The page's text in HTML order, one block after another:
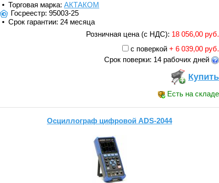
• Торговая марка: АКТАКОМ
Госреестр: 95003-25
• Срок гарантии: 24 месяца
Розничная цена (с НДС): 18 056,00 руб.
с поверкой + 6 039,00 руб.
Срок поверки: 14 рабочих дней
Купить
Есть на складе
Осциллограф цифровой ADS-2044